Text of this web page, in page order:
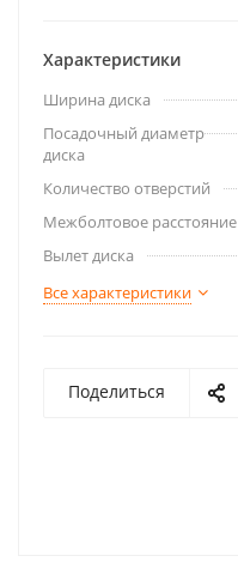
Характеристики
Ширина диска
Посадочный диаметр
диска
Количество отверстий
Межболтовое расстояние
Вылет диска
Все характеристики
Поделиться